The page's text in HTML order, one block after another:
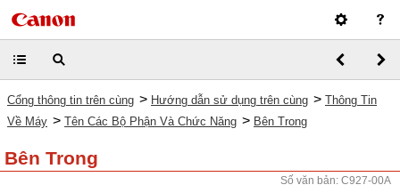
Cổng thông tin trên cùng > Hướng dẫn sử dụng trên cùng > Thông Tin
Về Máy > Tên Các Bộ Phận Và Chức Năng > Bên Trong
Bên Trong
Số văn bản: C927-00A